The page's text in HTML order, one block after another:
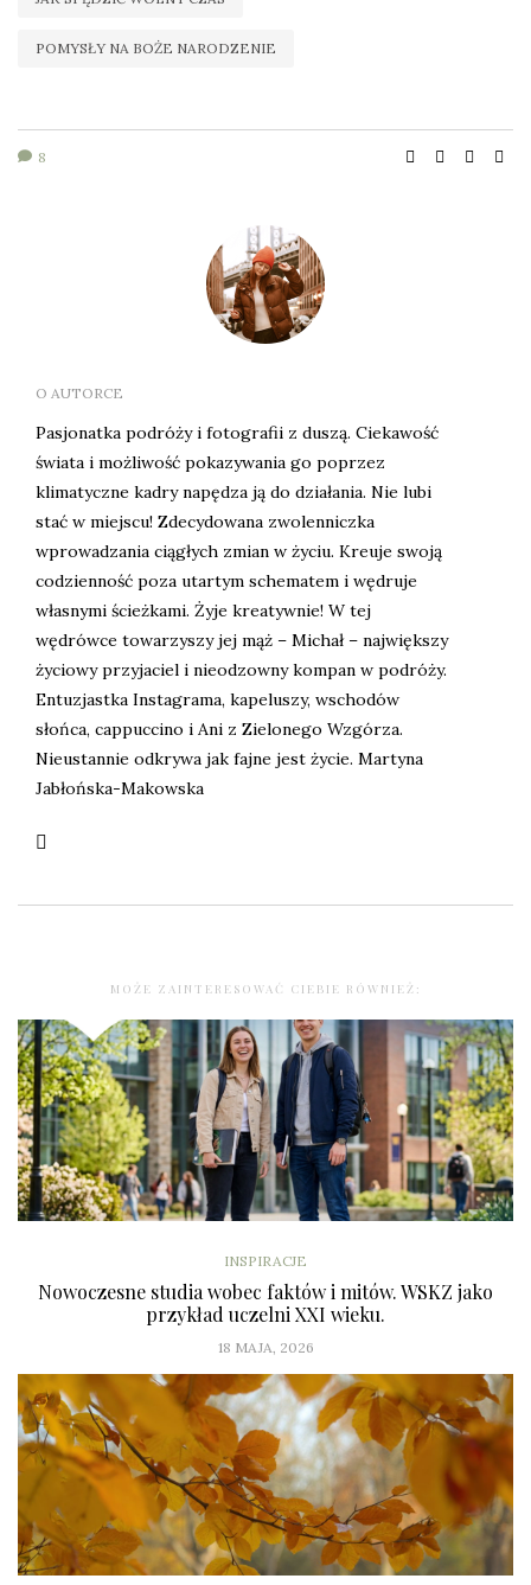
POMYSŁY NA BOŻE NARODZENIE
8
O AUTORCE
Pasjonatka podróży i fotografii z duszą. Ciekawość
świata i możliwość pokazywania go poprzez
klimatyczne kadry napędza ją do działania. Nie lubi
stać w miejscu! Zdecydowana zwolenniczka
wprowadzania ciągłych zmian w życiu. Kreuje swoją
codzienność poza utartym schematem i wędruje
własnymi ścieżkami. Żyje kreatywnie! W tej
wędrówce towarzyszy jej mąż – Michał – największy
życiowy przyjaciel i nieodzowny kompan w podróży.
Entuzjastka Instagrama, kapeluszy, wschodów
słońca, cappuccino i Ani z Zielonego Wzgórza.
Nieustannie odkrywa jak fajne jest życie. Martyna
Jabłońska-Makowska
MOŻE ZAINTERESOWAĆ CIEBIE RÓWNIEŻ:
INSPIRACJE
Nowoczesne studia wobec faktów i mitów. WSKZ jako
przykład uczelni XXI wieku.
18 MAJA, 2026